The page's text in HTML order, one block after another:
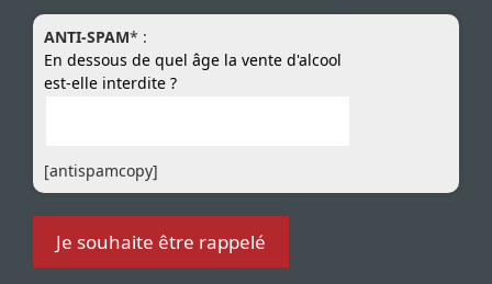
ANTI-SPAM* :
En dessous de quel âge la vente d'alcool
est-elle interdite ?
[antispamcopy]